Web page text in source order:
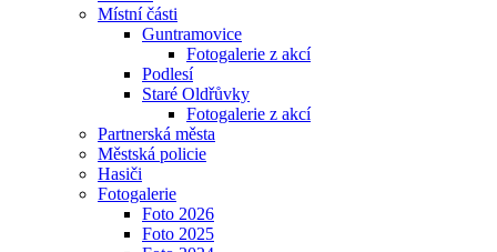
Místní části
Guntramovice
Fotogalerie z akcí
Podlesí
Staré Oldřůvky
Fotogalerie z akcí
Partnerská města
Městská policie
Hasiči
Fotogalerie
Foto 2026
Foto 2025